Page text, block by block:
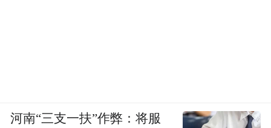
河南“三支一扶”作弊：将服